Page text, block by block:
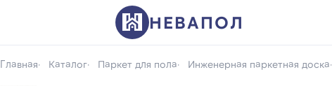
НЕВАПОЛ
Главная Каталог Паркет для пола Инженерная паркетная доска